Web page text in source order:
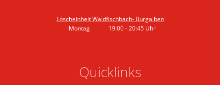
Löscheinheit Waldfischbach- Burgalben
Montag
19:00-20:45 Uhr
Quicklinks